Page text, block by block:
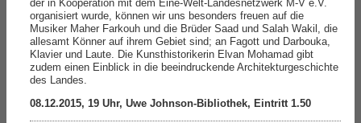
der in Kooperation mit dem Eine-Welt-Landesnetzwerk M-V e.V.
organisiert wurde, können wir uns besonders freuen auf die
Musiker Maher Farkouh und die Brüder Saad und Salah Wakil, die
allesamt Könner auf ihrem Gebiet sind; an Fagott und Darbouka,
Klavier und Laute. Die Kunsthistorikerin Elvan Mohamad gibt
zudem einen Einblick in die beeindruckende Architekturgeschichte
des Landes.
08.12.2015, 19 Uhr, Uwe Johnson-Bibliothek, Eintritt 1.50